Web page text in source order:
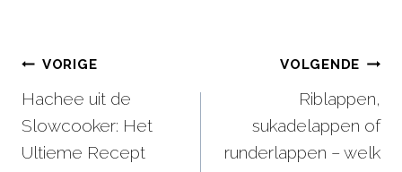
Bericht
navigatie
VORIGE
Hachee uit de
Slowcooker: Het
Ultieme Recept
VOLGENDE
Riblappen,
sukadelappen of
runderlappen – welk